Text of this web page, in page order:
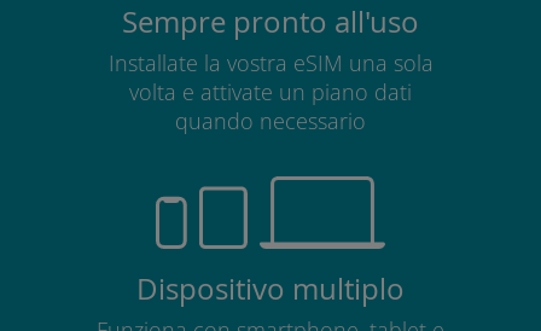
Sempre pronto all'uso
Installate la vostra eSIM una sola
volta e attivate un piano dati
quando necessario
Dispositivo multiplo